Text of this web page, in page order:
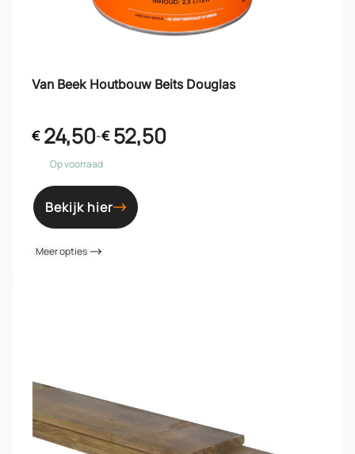
Van Beek Houtbouw Beits Douglas
€24,50-€52,50
Op voorraad
Bekijk hier
Meer opties